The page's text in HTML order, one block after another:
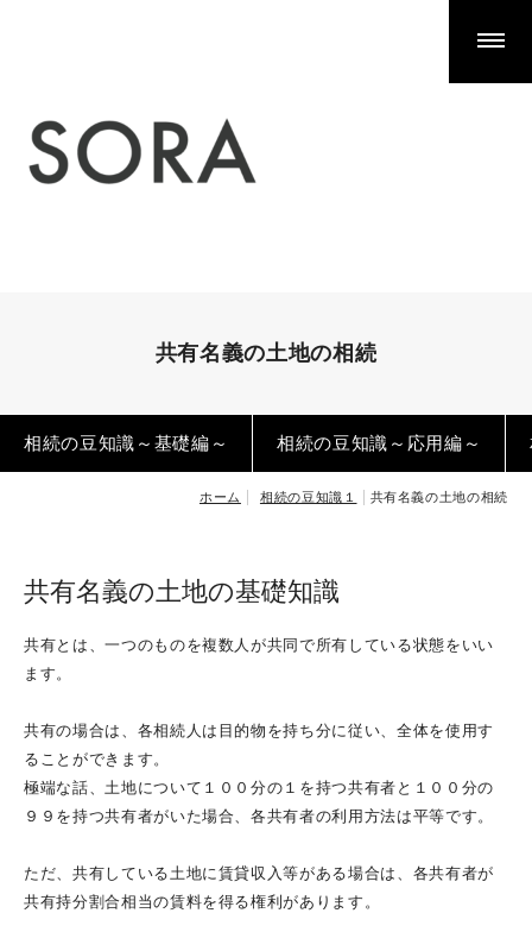
共有名義の土地の相続
相続の豆知識～基礎編～ 相続の豆知識～応用編～
ホーム 相続の豆知識１ 共有名義の土地の相続
預貯金口座・株式等の相続手続き
相続放棄
生命保険金の請求
生前贈与でお悩みの方
相続税対策でお悩みの方
事業承継対策でお悩みの方
親に遺言を書いてもらう方法
不動産名義変更（相続以外）
担保（抵当権）抹消
共有名義の土地の基礎知識
共有とは、一つのものを複数人が共同で所有している状態をいい
ます。
共有の場合は、各相続人は目的物を持ち分に従い、全体を使用す
ることができます。
極端な話、土地について１００分の１を持つ共有者と１００分の
９９を持つ共有者がいた場合、各共有者の利用方法は平等です。
ただ、共有している土地に賃貸収入等がある場合は、各共有者が
共有持分割合相当の賃料を得る権利があります。